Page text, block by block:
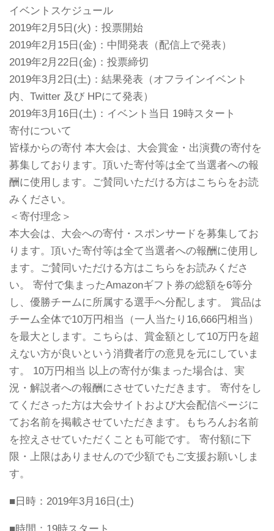
イベントスケジュール
2019年2月5日(火)：投票開始
2019年2月15日(金)：中間発表（配信上で発表）
2019年2月22日(金)：投票締切
2019年3月2日(土)：結果発表（オフラインイベント
内、Twitter 及び HPにて発表）
2019年3月16日(土)：イベント当日 19時スタート
寄付について
皆様からの寄付 本大会は、大会賞金・出演費の寄付を
募集しております。頂いた寄付等は全て当選者への報
酬に使用します。ご賛同いただける方はこちらをお読
みください。
＜寄付理念＞
本大会は、大会への寄付・スポンサードを募集してお
ります。頂いた寄付等は全て当選者への報酬に使用し
ます。ご賛同いただける方はこちらをお読みくださ
い。 寄付で集まったAmazonギフト券の総額を6等分
し、優勝チームに所属する選手へ分配します。 賞品は
チーム全体で10万円相当（一人当たり16,666円相当）
を最大とします。こちらは、賞金額として10万円を超
えない方が良いという消費者庁の意見を元にしていま
す。 10万円相当 以上の寄付が集まった場合は、実
況・解説者への報酬にさせていただきます。 寄付をし
てくださった方は大会サイトおよび大会配信ページに
てお名前を掲載させていただきます。もちろんお名前
を控えさせていただくことも可能です。 寄付額に下
限・上限はありませんので少額でもご支援お願いしま
す。
■日時：2019年3月16日(土)
■時間：19時スタート